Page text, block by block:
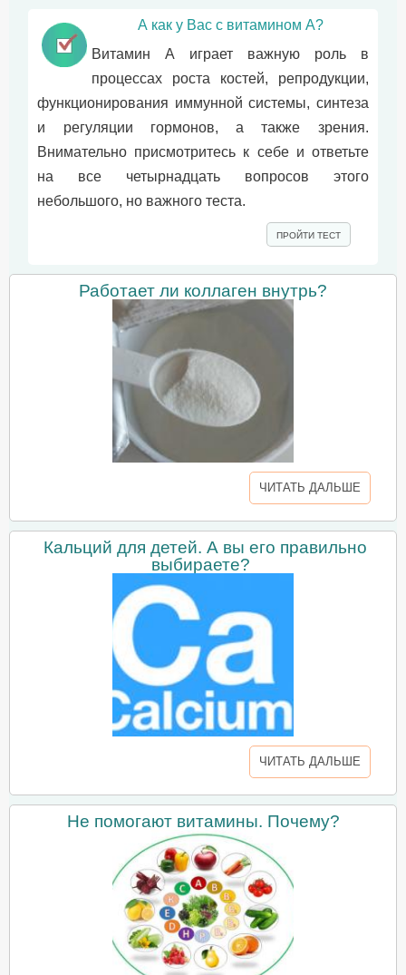
А как у Вас с витамином А?
Витамин А играет важную роль в
процессах роста костей, репродукции,
функционирования иммунной системы, синтеза
и регуляции гормонов, а также зрения.
Внимательно присмотритесь к себе и ответьте
на все четырнадцать вопросов этого
небольшого, но важного теста.
ПРОЙТИ ТЕСТ
Работает ли коллаген внутрь?
ЧИТАТЬ ДАЛЬШЕ
Кальций для детей. А вы его правильно
выбираете?
ЧИТАТЬ ДАЛЬШЕ
Не помогают витамины. Почему?